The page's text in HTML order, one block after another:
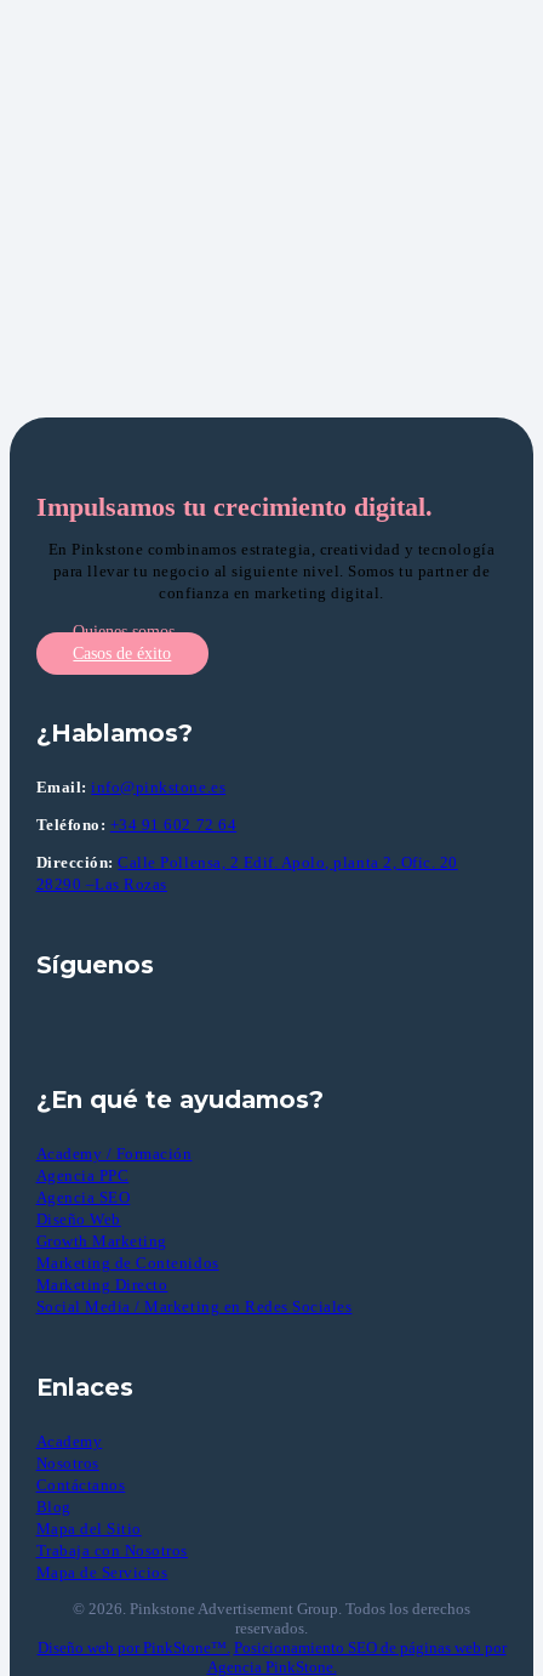
Impulsamos tu crecimiento digital.
En Pinkstone combinamos estrategia, creatividad y tecnología
para llevar tu negocio al siguiente nivel. Somos tu partner de
confianza en marketing digital.
Quienes somos
Casos de éxito
¿Hablamos?
Email: info@pinkstone.es
Teléfono: +34 91 602 72 64
Dirección: Calle Pollensa, 2 Edif. Apolo, planta 2, Ofic. 20
28290 –Las Rozas
Síguenos
¿En qué te ayudamos?
Academy / Formación
Agencia PPC
Agencia SEO
Diseño Web
Growth Marketing
Marketing de Contenidos
Marketing Directo
Social Media / Marketing en Redes Sociales
Enlaces
Academy
Nosotros
Contáctanos
Blog
Mapa del Sitio
Trabaja con Nosotros
Mapa de Servicios
© 2026. Pinkstone Advertisement Group. Todos los derechos
reservados.
Diseño web por PinkStone™. Posicionamiento SEO de páginas web por
Agencia PinkStone.